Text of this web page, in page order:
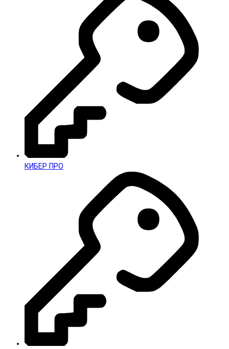
КИБЕР ПРО